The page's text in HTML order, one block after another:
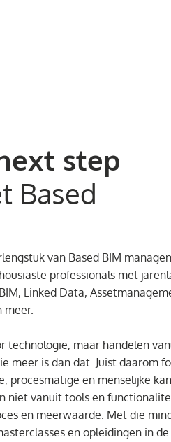
step
Based
van Based BIM
professionals met
Linked Data,
meer.
technologie, maar handelen
meer is dan dat. Juist daarom
procesmatige en menselijke
niet vanuit tools en
en meerwaarde. Met die
en opleidingen in de